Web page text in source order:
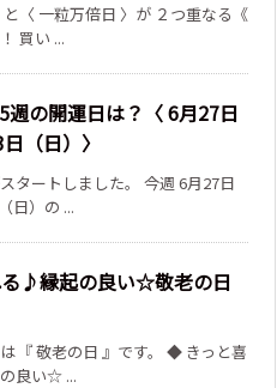
〈 一粒万倍日 〉が ２つ重なる《
買い ...
週の開運日は？〈 6月27日
（日）〉
タートしました。 今週 6月27日
日）の ...
る♪縁起の良い☆敬老の日
『 敬老の日 』です。 ◆ きっと喜
良い☆ ...